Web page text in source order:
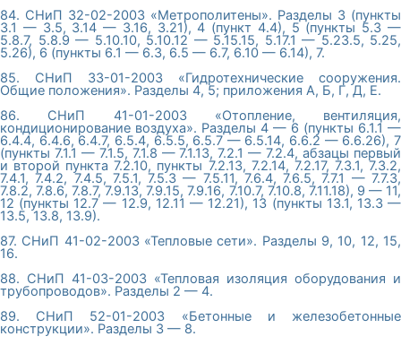
84. СНиП 32-02-2003 «Метрополитены». Разделы 3 (пункты
3.1 — 3.5, 3.14 — 3.16, 3.21), 4 (пункт 4.4), 5 (пункты 5.3 —
5.8.7, 5.8.9 — 5.10.10, 5.10.12 — 5.15.15, 5.17.1 — 5.23.5, 5.25,
5.26), 6 (пункты 6.1 — 6.3, 6.5 — 6.7, 6.10 — 6.14), 7.
85. СНиП 33-01-2003 «Гидротехнические сооружения.
Общие положения». Разделы 4, 5; приложения А, Б, Г, Д, Е.
86. СНиП 41-01-2003 «Отопление, вентиляция,
кондиционирование воздуха». Разделы 4 — 6 (пункты 6.1.1 —
6.4.4, 6.4.6, 6.4.7, 6.5.4, 6.5.5, 6.5.7 — 6.5.14, 6.6.2 — 6.6.26), 7
(пункты 7.1.1 — 7.1.5, 7.1.8 — 7.1.13, 7.2.1 — 7.2.4, абзацы первый
и второй пункта 7.2.10, пункты 7.2.13, 7.2.14, 7.2.17, 7.3.1, 7.3.2,
7.4.1, 7.4.2, 7.4.5, 7.5.1, 7.5.3 — 7.5.11, 7.6.4, 7.6.5, 7.7.1 — 7.7.3,
7.8.2, 7.8.6, 7.8.7, 7.9.13, 7.9.15, 7.9.16, 7.10.7, 7.10.8, 7.11.18), 9 — 11,
12 (пункты 12.7 — 12.9, 12.11 — 12.21), 13 (пункты 13.1, 13.3 —
13.5, 13.8, 13.9).
87. СНиП 41-02-2003 «Тепловые сети». Разделы 9, 10, 12, 15,
16.
88. СНиП 41-03-2003 «Тепловая изоляция оборудования и
трубопроводов». Разделы 2 — 4.
89. СНиП 52-01-2003 «Бетонные и железобетонные
конструкции». Разделы 3 — 8.